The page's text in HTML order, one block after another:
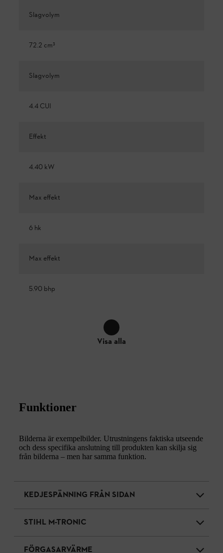
Slagvolym
72.2 cm³
Slagvolym
4.4 CUI
Effekt
4.40 kW
Max effekt
6 hk
Max effekt
5.90 bhp
Visa alla
Funktioner
Bilderna är exempelbilder. Utrustningens faktiska utseende
och dess specifika anslutning till produkten kan skilja sig
från bilderna – men har samma funktion.
KEDJESPÄNNING FRÅN SIDAN
STIHL M-TRONIC
FÖRGASARVÄRME